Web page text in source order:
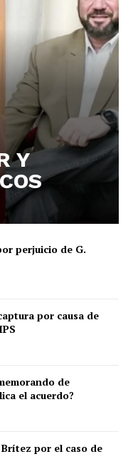
Y
perjuicio de G.
por causa de
de
el acuerdo?
por el caso de